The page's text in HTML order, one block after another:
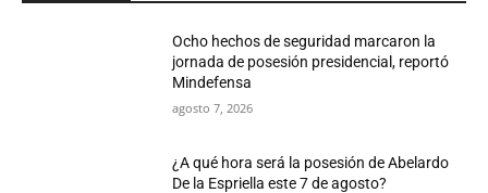
Ocho hechos de seguridad marcaron la
jornada de posesión presidencial, reportó
Mindefensa
agosto 7, 2026
¿A qué hora será la posesión de Abelardo
De la Espriella este 7 de agosto?